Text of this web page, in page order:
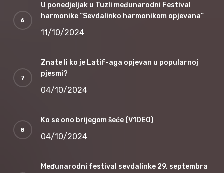
U ponedjeljak u Tuzli međunarodni Festival
harmonike “Sevdalinko harmonikom opjevana”
11/10/2024
Znate li ko je Latif-aga opjevan u popularnoj
pjesmi?
04/10/2024
Ko se ono brijegom šeće (V1DEO)
04/10/2024
Međunarodni festival sevdalinke 29. septembra